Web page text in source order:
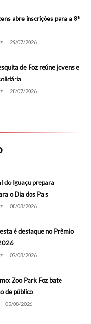
abre inscrições para a 8ª
29/07/2026
de Foz reúne jovens e
28/07/2026
do Iguaçu prepara
o Dia dos Pais
08/08/2026
é destaque no Prêmio
07/08/2026
Zoo Park Foz bate
de público
05/08/2026